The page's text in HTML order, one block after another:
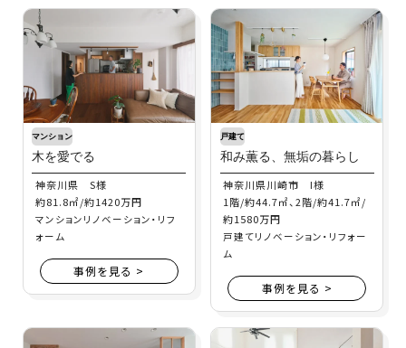
マンション
木を愛でる
神奈川県 S様
約81.8㎡/約1420万円
マンションリノベーション・リフ
ォーム
事例を見る >
戸建て
和み薫る、無垢の暮らし
神奈川県川崎市 I様
1階/約44.7㎡、2階/約41.7㎡/
約1580万円
戸建てリノベーション・リフォー
ム
事例を見る >